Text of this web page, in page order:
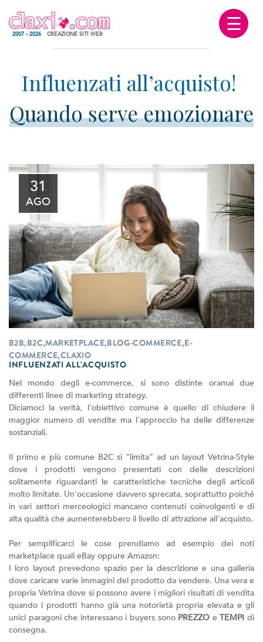
2007 - 2026 CREAZIONE SITI WEB ☰
Quando serve emozionare
31
AGO
B2B,B2C,MARKETPLACE,BLOG-COMMERCE,E-
COMMERCE,CLAXIO
INFLUENZATI ALL'ACQUISTO
Nel mondo degli e-commerce, si sono distinte oramai due
differenti linee di marketing strategy.
Diciamoci la verità, l'obiettivo comune è quello di chiudere il
maggior numero di vendite ma l'approccio ha delle differenze
sostanziali.
Il primo e più comune B2C si “limita” ad un layout Vetrina-Style
dove i prodotti vengono presentati con delle descrizioni
solitamente riguardanti le caratteristiche tecniche degli articoli
molto limitate. Un'occasione davvero sprecata, soprattutto poiché
in vari settori merceologici mancano contenuti coinvolgenti e di
alta qualità che aumenterebbero il livello di attrazione all'acquisto.
Per semplificarci le cose prendiamo ad esempio dei noti
marketplace quali eBay oppure Amazon:
I loro layout prevedono spazio per la descrizione e una galleria
dove caricare varie immagini del prodotto da vendere. Una vera e
propria Vetrina dove si possono avere i migliori risultati di vendita
quando i prodotti hanno già una notorietà propria elevata e gli
unici paragoni che interessano i buyers sono PREZZO eTEMPI di
consegna.